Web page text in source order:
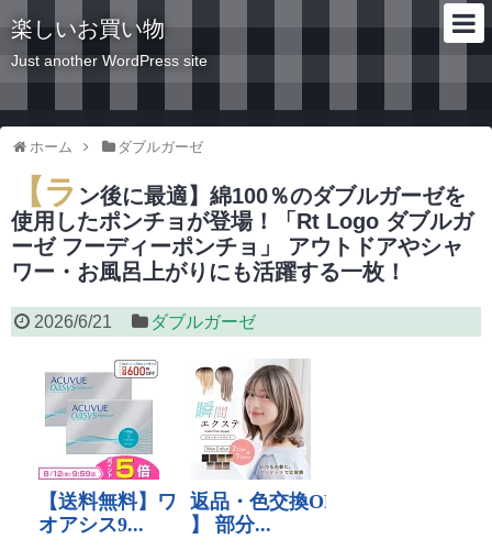
楽しいお買い物
Just another WordPress site
ホーム ダブルガーゼ
【ラ ン後に最適】綿100％のダブルガーゼを
使用したポンチョが登場！「Rt Logo ダブルガ
ーゼ フーディーポンチョ」 アウトドアやシャ
ワー・お風呂上がりにも活躍する一枚！
2026/6/21 ダブルガーゼ